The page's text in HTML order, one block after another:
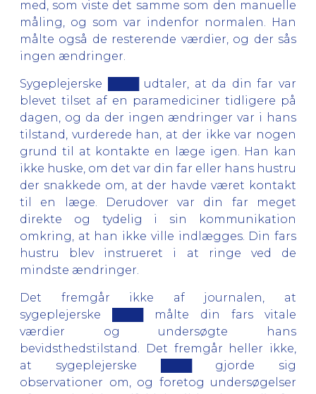
med, som viste det samme som den manuelle
måling, og som var indenfor normalen. Han
målte også de resterende værdier, og der sås
ingen ændringer.
Sygeplejerske ████ udtaler, at da din far var
blevet tilset af en paramediciner tidligere på
dagen, og da der ingen ændringer var i hans
tilstand, vurderede han, at der ikke var nogen
grund til at kontakte en læge igen. Han kan
ikke huske, om det var din far eller hans hustru
der snakkede om, at der havde været kontakt
til en læge. Derudover var din far meget
direkte og tydelig i sin kommunikation
omkring, at han ikke ville indlægges. Din fars
hustru blev instrueret i at ringe ved de
mindste ændringer.
Det fremgår ikke af journalen, at
sygeplejerske ████ målte din fars vitale
værdier og undersøgte hans
bevidsthedstilstand. Det fremgår heller ikke,
at sygeplejerske ████ gjorde sig
observationer om, og foretog undersøgelser